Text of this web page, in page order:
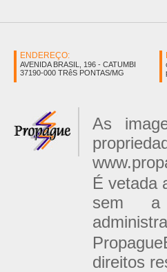
ENDEREÇO:
AVENIDA BRASIL, 196 - CATUMBI
37190-000 TRêS PONTAS/MG
As
É vetada
sem a
direitos